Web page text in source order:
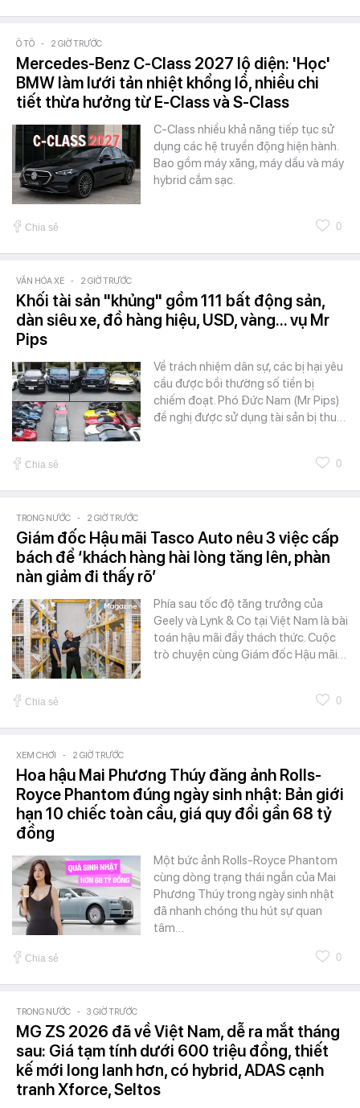
Ô TÔ - 2 GIỜ TRƯỚC
Mercedes-Benz C-Class 2027 lộ diện: 'Học'
BMW làm lưới tản nhiệt khổng lồ, nhiều chi
tiết thừa hưởng từ E-Class và S-Class
C-Class nhiều khả năng tiếp tục sử
dụng các hệ truyền động hiện hành.
Bao gồm máy xăng, máy dầu và máy
hybrid cắm sạc.
Chia sẻ 0
VĂN HÓA XE - 2 GIỜ TRƯỚC
Khối tài sản "khủng" gồm 111 bất động sản,
dàn siêu xe, đồ hàng hiệu, USD, vàng... vụ Mr
Pips
Về trách nhiệm dân sự, các bị hại yêu
cầu được bồi thường số tiền bị
chiếm đoạt. Phó Đức Nam (Mr Pips)
đề nghị được sử dụng tài sản bị thu…
Chia sẻ 0
TRONG NƯỚC - 2 GIỜ TRƯỚC
Giám đốc Hậu mãi Tasco Auto nêu 3 việc cấp
bách để ‘khách hàng hài lòng tăng lên, phàn
nàn giảm đi thấy rõ’
Phía sau tốc độ tăng trưởng của
Geely và Lynk & Co tại Việt Nam là bài
toán hậu mãi đầy thách thức. Cuộc
trò chuyện cùng Giám đốc Hậu mãi…
Chia sẻ 0
XEM CHƠI - 2 GIỜ TRƯỚC
Hoa hậu Mai Phương Thúy đăng ảnh Rolls-
Royce Phantom đúng ngày sinh nhật: Bản giới
hạn 10 chiếc toàn cầu, giá quy đổi gần 68 tỷ
đồng
Một bức ảnh Rolls-Royce Phantom
cùng dòng trạng thái ngắn của Mai
Phương Thúy trong ngày sinh nhật
đã nhanh chóng thu hút sự quan
tâm…
Chia sẻ 0
TRONG NƯỚC - 3 GIỜ TRƯỚC
MG ZS 2026 đã về Việt Nam, dễ ra mắt tháng
sau: Giá tạm tính dưới 600 triệu đồng, thiết
kế mới long lanh hơn, có hybrid, ADAS cạnh
tranh Xforce, Seltos